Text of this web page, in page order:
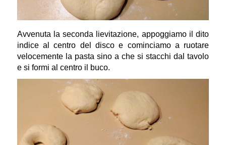
Avvenuta la seconda lievitazione, appoggiamo il dito
indice al centro del disco e cominciamo a ruotare
velocemente la pasta sino a che si stacchi dal tavolo
e si formi al centro il buco.